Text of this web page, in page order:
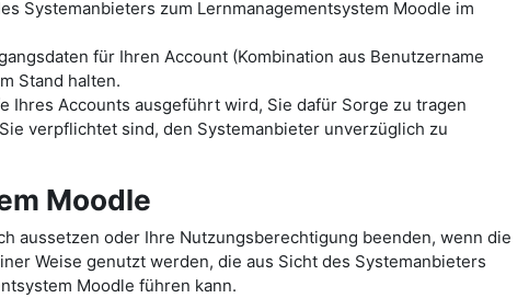
Systemanbieters zum Lernmanagementsystem Moodle im
für Ihren Account (Kombination aus Benutzername
Stand halten.
Ihres Accounts ausgeführt wird, Sie dafür Sorge zu tragen
verpflichtet sind, den Systemanbieter unverzüglich zu
Moodle
aussetzen oder Ihre Nutzungsberechtigung beenden, wenn die
Weise genutzt werden, die aus Sicht des Systemanbieters
Moodle führen kann.